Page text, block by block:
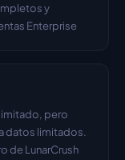
y
Enterprise
pero
datos limitados.
de LunarCrush